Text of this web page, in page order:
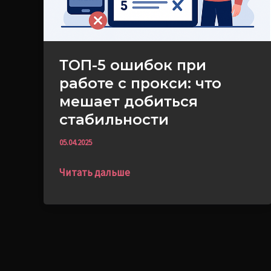
ТОП-5 ошибок при
работе с прокси: что
мешает добиться
стабильности
05.04.2025
мешает
добиться
Читать дальше